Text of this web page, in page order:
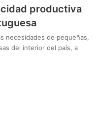
productiva
necesidades de pequeñas,
del interior del país, a